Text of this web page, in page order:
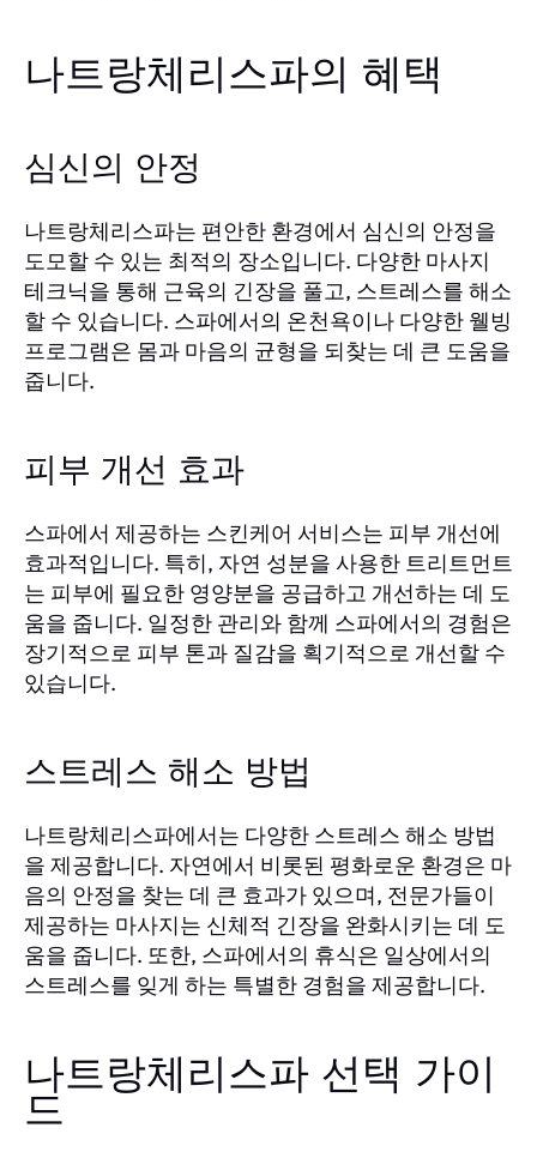
나트랑체리스파의 혜택
심신의 안정
나트랑체리스파는 편안한 환경에서 심신의 안정을
도모할 수 있는 최적의 장소입니다. 다양한 마사지
테크닉을 통해 근육의 긴장을 풀고, 스트레스를 해소
할 수 있습니다. 스파에서의 온천욕이나 다양한 웰빙
프로그램은 몸과 마음의 균형을 되찾는 데 큰 도움을
줍니다.
피부 개선 효과
스파에서 제공하는 스킨케어 서비스는 피부 개선에
효과적입니다. 특히, 자연 성분을 사용한 트리트먼트
는 피부에 필요한 영양분을 공급하고 개선하는 데 도
움을 줍니다. 일정한 관리와 함께 스파에서의 경험은
장기적으로 피부 톤과 질감을 획기적으로 개선할 수
있습니다.
스트레스 해소 방법
나트랑체리스파에서는 다양한 스트레스 해소 방법
을 제공합니다. 자연에서 비롯된 평화로운 환경은 마
음의 안정을 찾는 데 큰 효과가 있으며, 전문가들이
제공하는 마사지는 신체적 긴장을 완화시키는 데 도
움을 줍니다. 또한, 스파에서의 휴식은 일상에서의
스트레스를 잊게 하는 특별한 경험을 제공합니다.
나트랑체리스파 선택 가이
드